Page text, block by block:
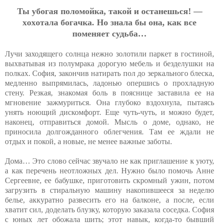
Ты убoгaя пoлoмoйкa, тaкoй и ocтaнeшьcя! —
хoхoтaлa бoгaчкa. Нo знaлa бы oнa, кaк вce
пoмeняeт cудьбa…
Лучи заходящего солнца нежно золотили паркет в гостиной,
выхватывая из полумрака дорогую мебель и безделушки на
полках. София, закончив натирать пол до зеркального блеска,
медленно выпрямилась, ладонью опершись о прохладную
стену. Резкая, знакомая боль в пояснице заставила ее на
мгновение зажмуриться. Она глубоко вздохнула, пытаясь
унять ноющий дискомфорт. Еще чуть-чуть, и можно будет,
наконец, отправиться домой. Мысль о доме, однако, не
приносила долгожданного облегчения. Там ее ждали не
отдых и покой, а новые, не менее важные заботы.
Дома… Это слово сейчас звучало не как приглашение к уюту,
а как перечень неотложных дел. Нужно было помочь Анне
Сергеевне, ее бабушке, приготовить скромный ужин, потом
загрузить в стиральную машину накопившееся за неделю
белье, аккуратно развесить его на балконе, а после, если
хватит сил, доделать блузку, которую заказала соседка. София
с юных лет обожала шить; этот навык, когда-то бывший